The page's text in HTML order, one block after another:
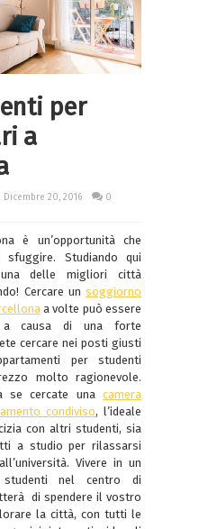
per
a
Dicembre 20, 2016
0
è un’opportunità che
Studiando qui
delle migliori città
Cercare un soggiorno
a volte può essere
a causa di una forte
cercare nei posti giusti
per studenti
molto ragionevole.
se cercate una camera
condiviso, l’ideale
con altri studenti, sia
a studio per rilassarsi
Vivere in un
studenti nel centro di
di spendere il vostro
la città, con tutti le